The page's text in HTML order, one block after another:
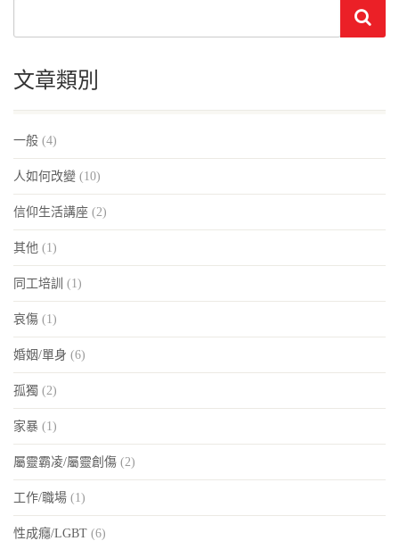
文章類別
一般 (4)
人如何改變 (10)
信仰生活講座 (2)
其他 (1)
同工培訓 (1)
哀傷 (1)
婚姻/單身 (6)
孤獨 (2)
家暴 (1)
屬靈霸凌/屬靈創傷 (2)
工作/職場 (1)
性成癮/LGBT (6)